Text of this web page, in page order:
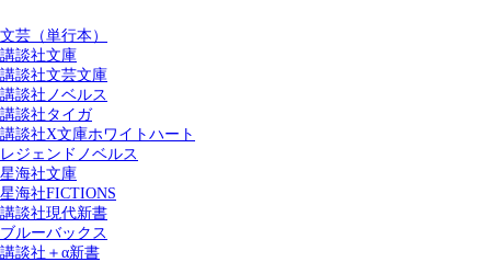
文芸（単行本）
講談社文庫
講談社文芸文庫
講談社ノベルス
講談社タイガ
講談社X文庫ホワイトハート
レジェンドノベルス
星海社文庫
星海社FICTIONS
講談社現代新書
ブルーバックス
講談社＋α新書